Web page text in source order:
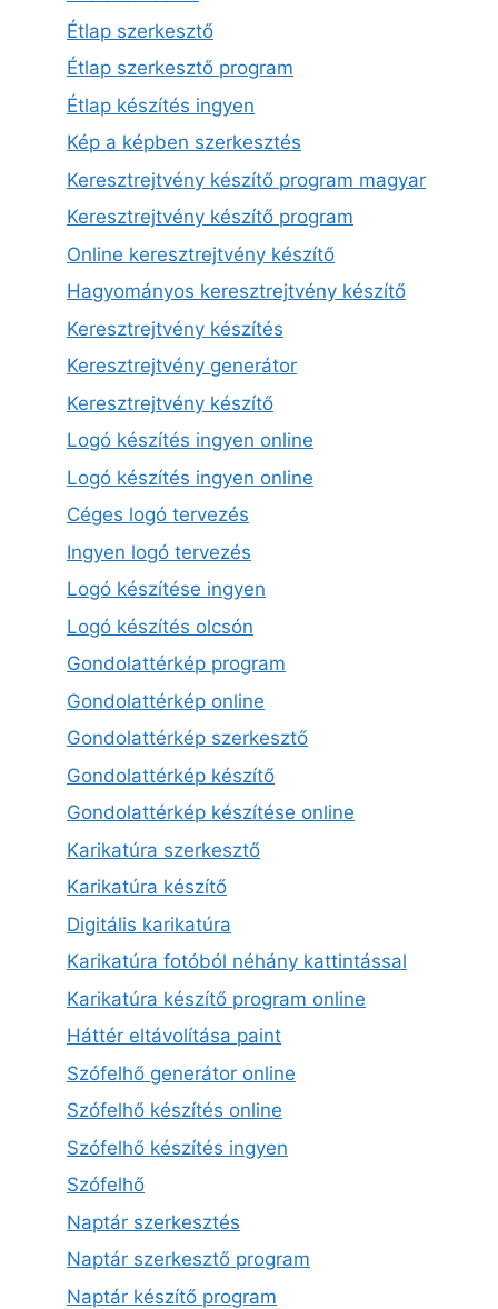
Étlap szerkesztő
Étlap szerkesztő program
Étlap készítés ingyen
Kép a képben szerkesztés
Keresztrejtvény készítő program magyar
Keresztrejtvény készítő program
Online keresztrejtvény készítő
Hagyományos keresztrejtvény készítő
Keresztrejtvény készítés
Keresztrejtvény generátor
Keresztrejtvény készítő
Logó készítés ingyen online
Logó készítés ingyen online
Céges logó tervezés
Ingyen logó tervezés
Logó készítése ingyen
Logó készítés olcsón
Gondolattérkép program
Gondolattérkép online
Gondolattérkép szerkesztő
Gondolattérkép készítő
Gondolattérkép készítése online
Karikatúra szerkesztő
Karikatúra készítő
Digitális karikatúra
Karikatúra fotóból néhány kattintással
Karikatúra készítő program online
Háttér eltávolítása paint
Szófelhő generátor online
Szófelhő készítés online
Szófelhő készítés ingyen
Szófelhő
Naptár szerkesztés
Naptár szerkesztő program
Naptár készítő program